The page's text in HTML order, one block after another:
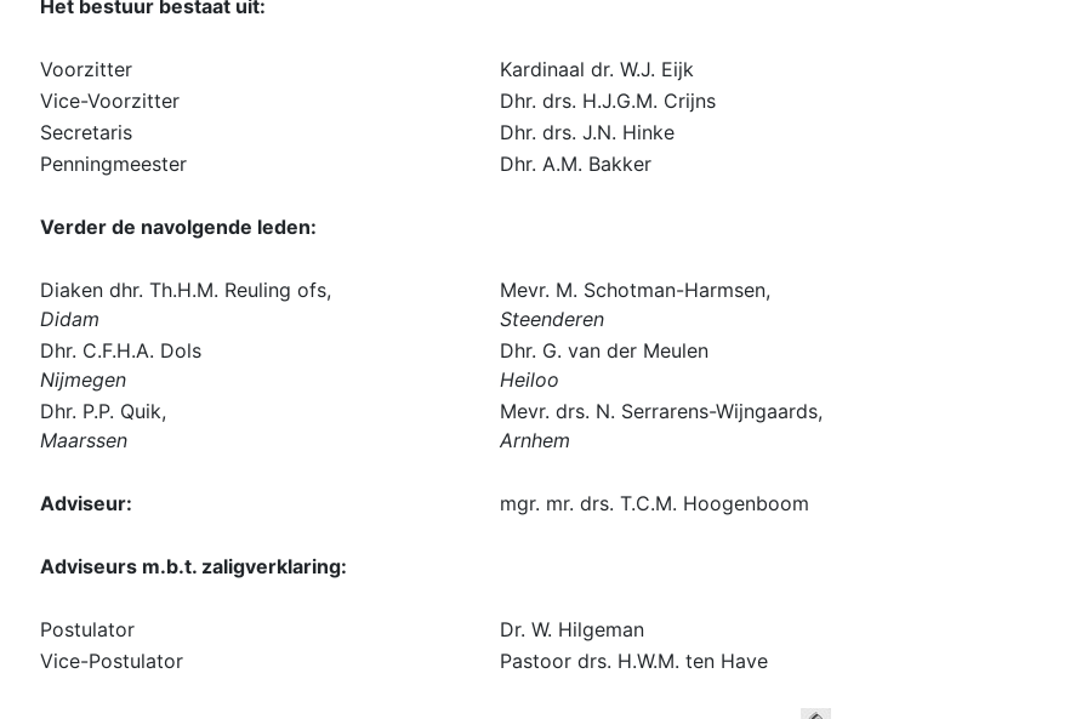
Het bestuur bestaat uit:
Voorzitter
Kardinaal dr. W.J. Eijk
Vice-Voorzitter
Dhr. drs. H.J.G.M. Crijns
Secretaris
Dhr. drs. J.N. Hinke
Penningmeester
Dhr. A.M. Bakker
Verder de navolgende leden:
Diaken dhr. Th.H.M. Reuling ofs,
Didam
Mevr. M. Schotman-Harmsen,
Steenderen
Dhr. C.F.H.A. Dols
Nijmegen
Dhr. G. van der Meulen
Heiloo
Dhr. P.P. Quik,
Maarssen
Mevr. drs. N. Serrarens-Wijngaards,
Arnhem
Adviseur: mgr. mr. drs. T.C.M. Hoogenboom
Adviseurs m.b.t. zaligverklaring:
Postulator
Dr. W. Hilgeman
Vice-Postulator
Pastoor drs. H.W.M. ten Have